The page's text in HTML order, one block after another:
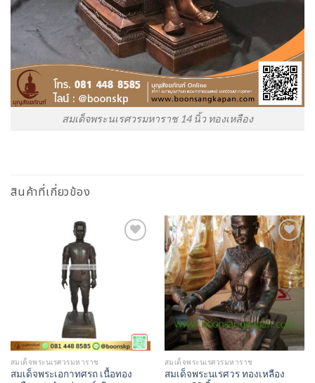
สมเด็จพระนเรศวรมหาราช 14 นิ้ว ทองเหลือง
สินค้าที่เกี่ยวข้อง
สมเด็จพระนเรศวรมหาราช
สมเด็จพระเอกาทศรถ เนื้อทอง
Add to
Wishlist
สมเด็จพระนเรศวรมหาราช
สมเด็จพระนเรศวร ทองเหลือง